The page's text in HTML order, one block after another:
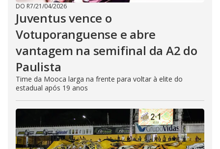
DO R7/21/04/2026
Juventus vence o
Votuporanguense e abre
vantagem na semifinal da A2 do
Paulista
Time da Mooca larga na frente para voltar à elite do
estadual após 19 anos